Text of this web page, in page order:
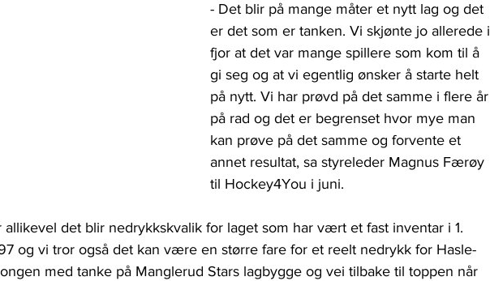
- Det blir på mange måter et nytt lag og det
er det som er tanken. Vi skjønte jo allerede i
fjor at det var mange spillere som kom til å
gi seg og at vi egentlig ønsker å starte helt
på nytt. Vi har prøvd på det samme i flere år
på rad og det er begrenset hvor mye man
kan prøve på det samme og forvente et
annet resultat, sa styreleder Magnus Færøy
til Hockey4You i juni.
allikevel det blir nedrykkskvalik for laget som har vært et fast inventar i 1.
og vi tror også det kan være en større fare for et reelt nedrykk for Hasle-
med tanke på Manglerud Stars lagbygge og vei tilbake til toppen når